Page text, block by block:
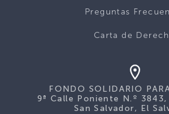
Preguntas
Carta de
FONDO SOLIDARIO
9ª Calle Poniente N.º
San Salvador, El